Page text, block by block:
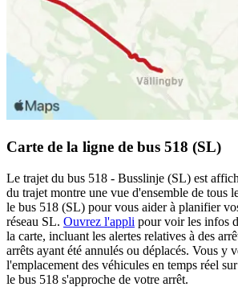
Carte de la ligne de bus 518 (SL)
Le trajet du bus 518 - Busslinje (SL) est
du trajet montre une vue d'ensemble de tous
le bus 518 (SL) pour vous aider à planifier
réseau SL. Ouvrez l'appli pour voir les infos
la carte, incluant les alertes relatives à des
arrêts ayant été annulés ou déplacés. Vous y
l'emplacement des véhicules en temps réel
le bus 518 s'approche de votre arrêt.